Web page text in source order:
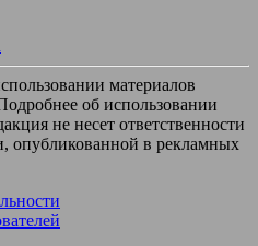
материалов
об использовании
не несет ответственности
опубликованной в рекламных